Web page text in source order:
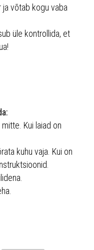
ja võtab kogu vaba
üle kontrollida, et
Kui laiad on
kuhu vaja. Kui on